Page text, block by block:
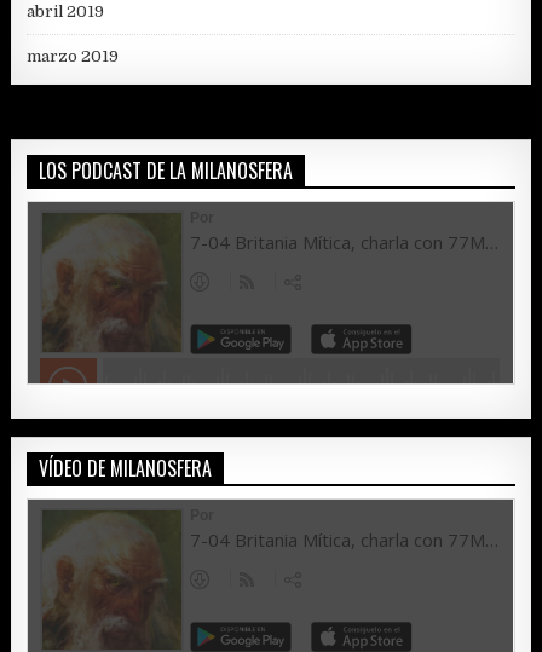
abril 2019
marzo 2019
LOS PODCAST DE LA MILANOSFERA
VÍDEO DE MILANOSFERA